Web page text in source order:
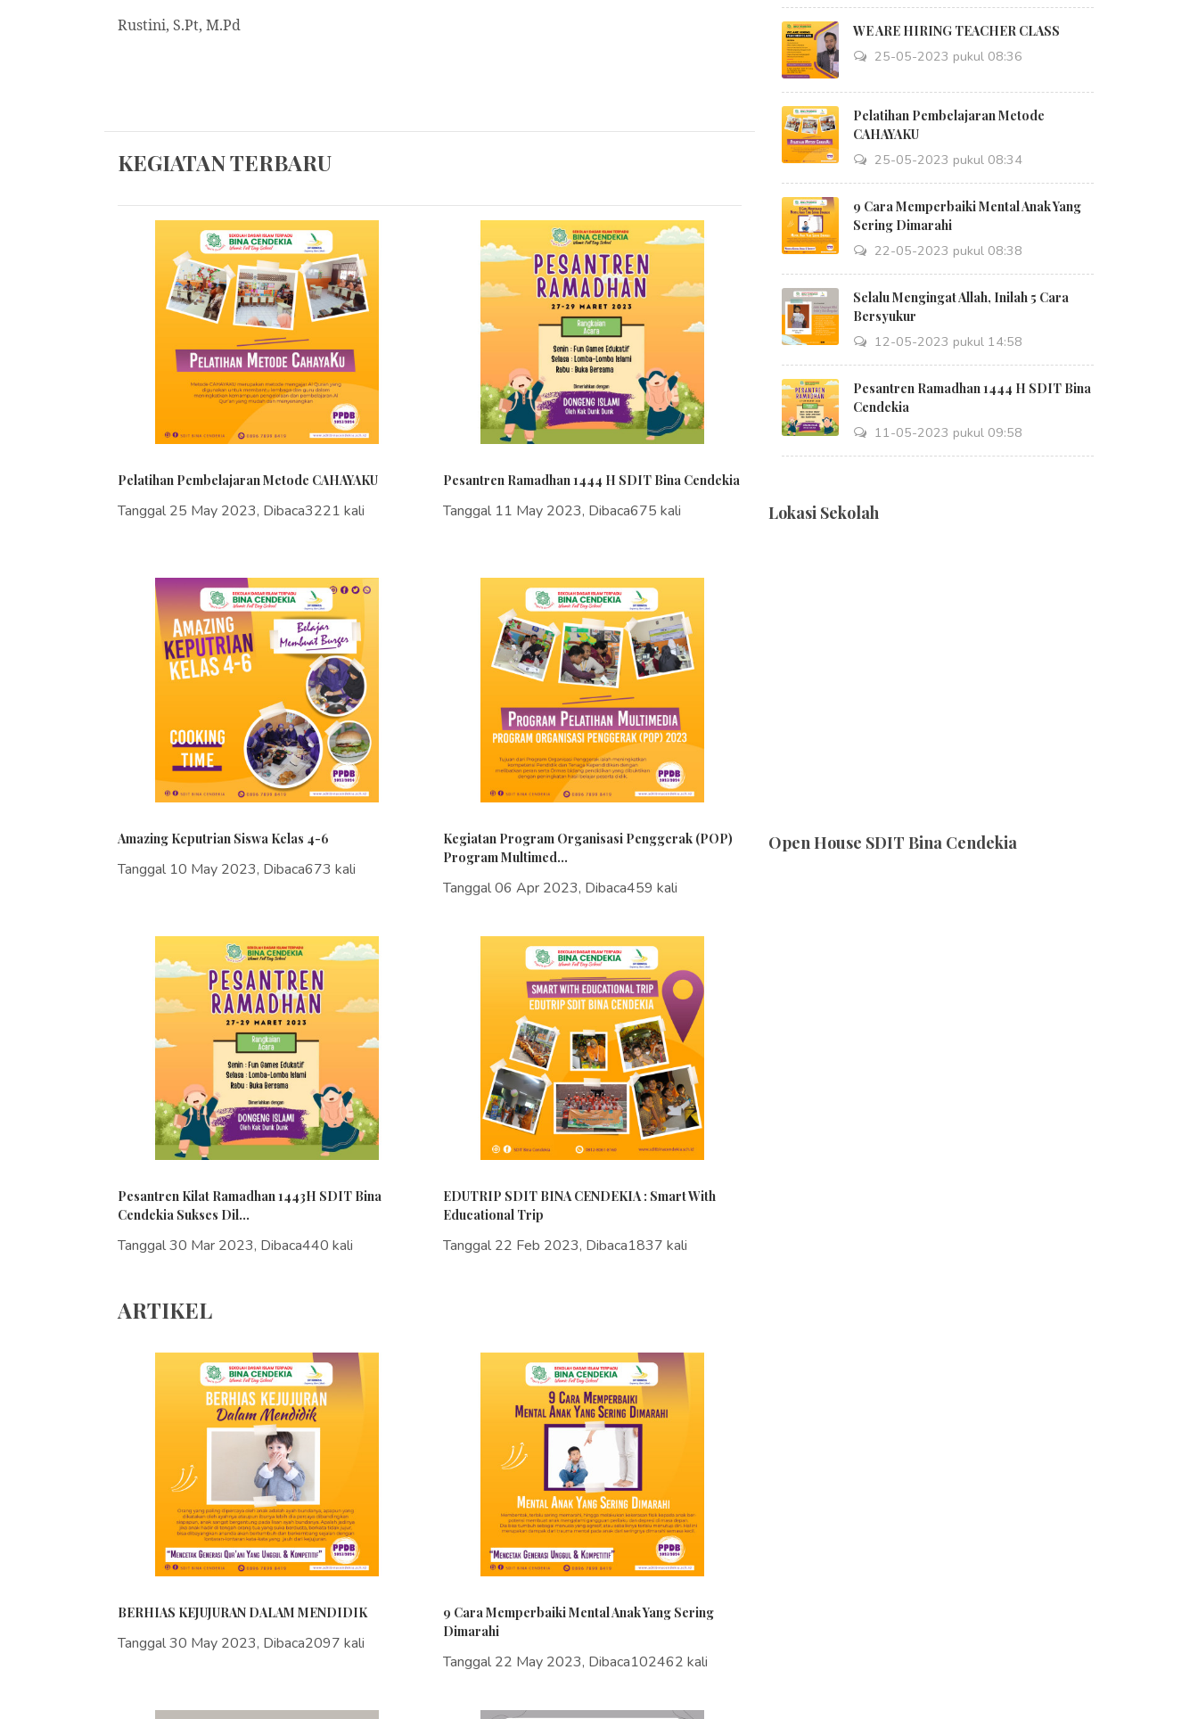
Rustini, S.Pt, M.Pd
KEGIATAN TERBARU
Pelatihan Pembelajaran Metode CAHAYAKU
Tanggal 25 May 2023, Dibaca3221 kali
Pesantren Ramadhan 1444 H SDIT Bina Cendekia
Tanggal 11 May 2023, Dibaca675 kali
Amazing Keputrian Siswa Kelas 4-6
Tanggal 10 May 2023, Dibaca673 kali
Kegiatan Program Organisasi Penggerak (POP)
Program Multimed...
Tanggal 06 Apr 2023, Dibaca459 kali
Pesantren Kilat Ramadhan 1443H SDIT Bina
Cendekia Sukses Dil...
Tanggal 30 Mar 2023, Dibaca440 kali
EDUTRIP SDIT BINA CENDEKIA : Smart With
Educational Trip
Tanggal 22 Feb 2023, Dibaca1837 kali
ARTIKEL
BERHIAS KEJUJURAN DALAM MENDIDIK
Tanggal 30 May 2023, Dibaca2097 kali
9 Cara Memperbaiki Mental Anak Yang Sering
Dimarahi
Tanggal 22 May 2023, Dibaca102462 kali
WE ARE HIRING TEACHER CLASS
25-05-2023 pukul 08:36
Pelatihan Pembelajaran Metode
CAHAYAKU
25-05-2023 pukul 08:34
9 Cara Memperbaiki Mental Anak Yang
Sering Dimarahi
22-05-2023 pukul 08:38
Selalu Mengingat Allah, Inilah 5 Cara
Bersyukur
12-05-2023 pukul 14:58
Pesantren Ramadhan 1444 H SDIT Bina
Cendekia
11-05-2023 pukul 09:58
Lokasi Sekolah
Open House SDIT Bina Cendekia